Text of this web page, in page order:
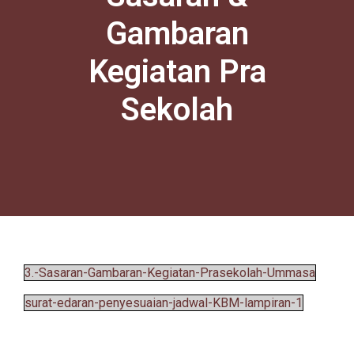
Gambaran
Kegiatan Pra
Sekolah
3.-Sasaran-Gambaran-Kegiatan-Prasekolah-Ummasa
surat-edaran-penyesuaian-jadwal-KBM-lampiran-1